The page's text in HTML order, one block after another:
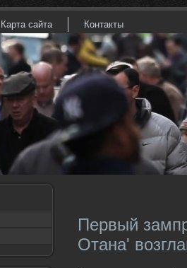
Карта сайта Контакты
Первый
Отана'